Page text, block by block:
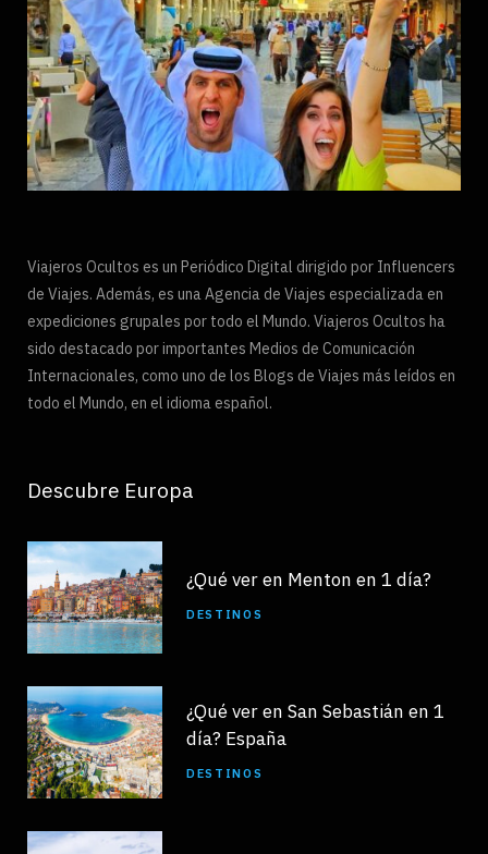
Viajeros Ocultos es un Periódico Digital dirigido por Influencers
de Viajes. Además, es una Agencia de Viajes especializada en
expediciones grupales por todo el Mundo. Viajeros Ocultos ha
sido destacado por importantes Medios de Comunicación
Internacionales, como uno de los Blogs de Viajes más leídos en
todo el Mundo, en el idioma español.
Descubre Europa
¿Qué ver en Menton en 1 día?
DESTINOS
¿Qué ver en San Sebastián en 1
día? España
DESTINOS